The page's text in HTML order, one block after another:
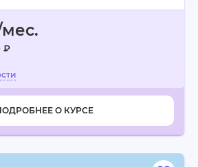
₽
О КУРСЕ